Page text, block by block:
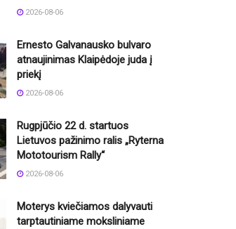
2026-08-06
Ernesto Galvanausko bulvaro
atnaujinimas Klaipėdoje juda į
priekį
2026-08-06
Rugpjūčio 22 d. startuos
Lietuvos pažinimo ralis „Ryterna
Mototourism Rally“
2026-08-06
Moterys kviečiamos dalyvauti
tarptautiniame moksliniame